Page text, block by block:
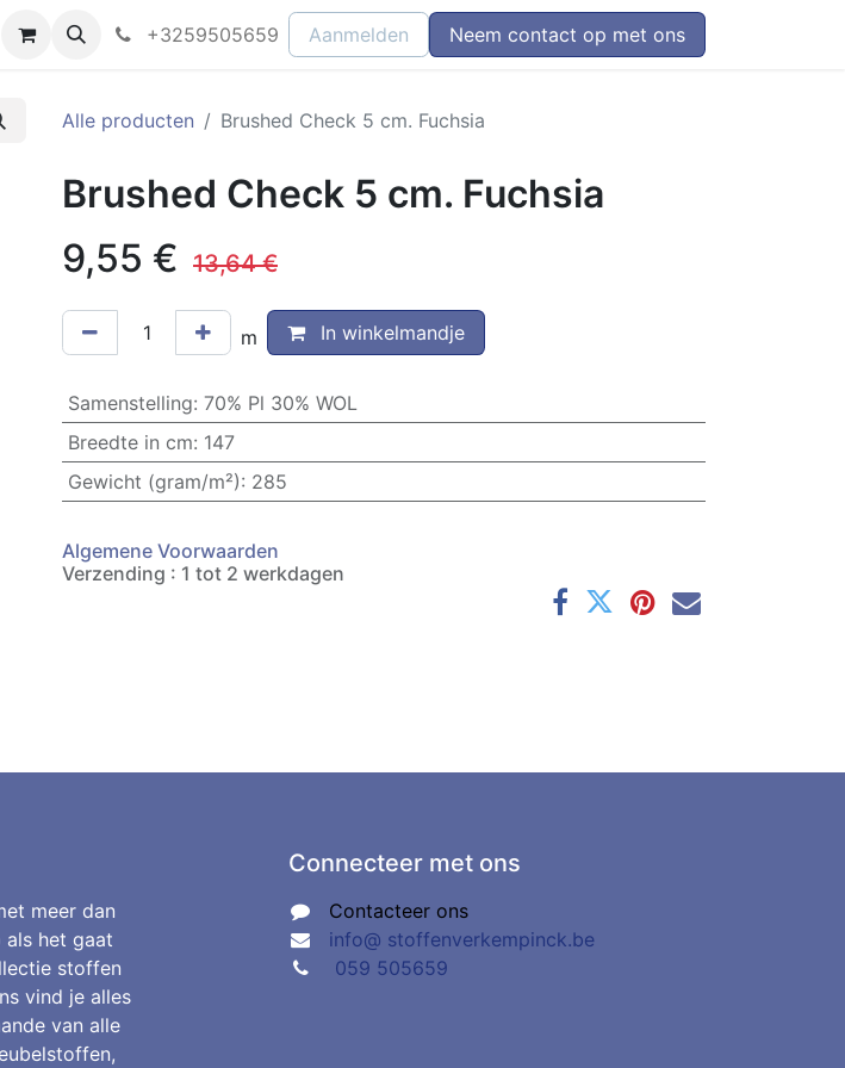
+3259505659 Aanmelden Neem contact op met ons
Alle producten Brushed Check 5 cm. Fuchsia
Brushed Check 5 cm. Fuchsia
9,55 € 13,64€
m In winkelmandje
Samenstelling: 70% Pl 30% WOL
Breedte in cm: 147
Gewicht (gram/m²): 285
Algemene Voorwaarden
Verzending : 1 tot 2 werkdagen
meer dan
als het gaat
stoffen
vind je alles
van alle
Connecteer met ons
Contacteer ons
info@ stoffenverkempinck.be
059 505659